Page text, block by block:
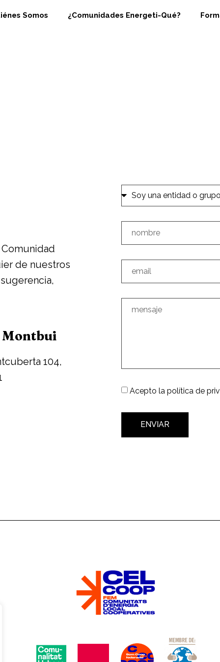
Somos ¿Comunidades Energeti-Qué?​
de nuestros
Montbui
104,
Acepto la política de
ENVIAR